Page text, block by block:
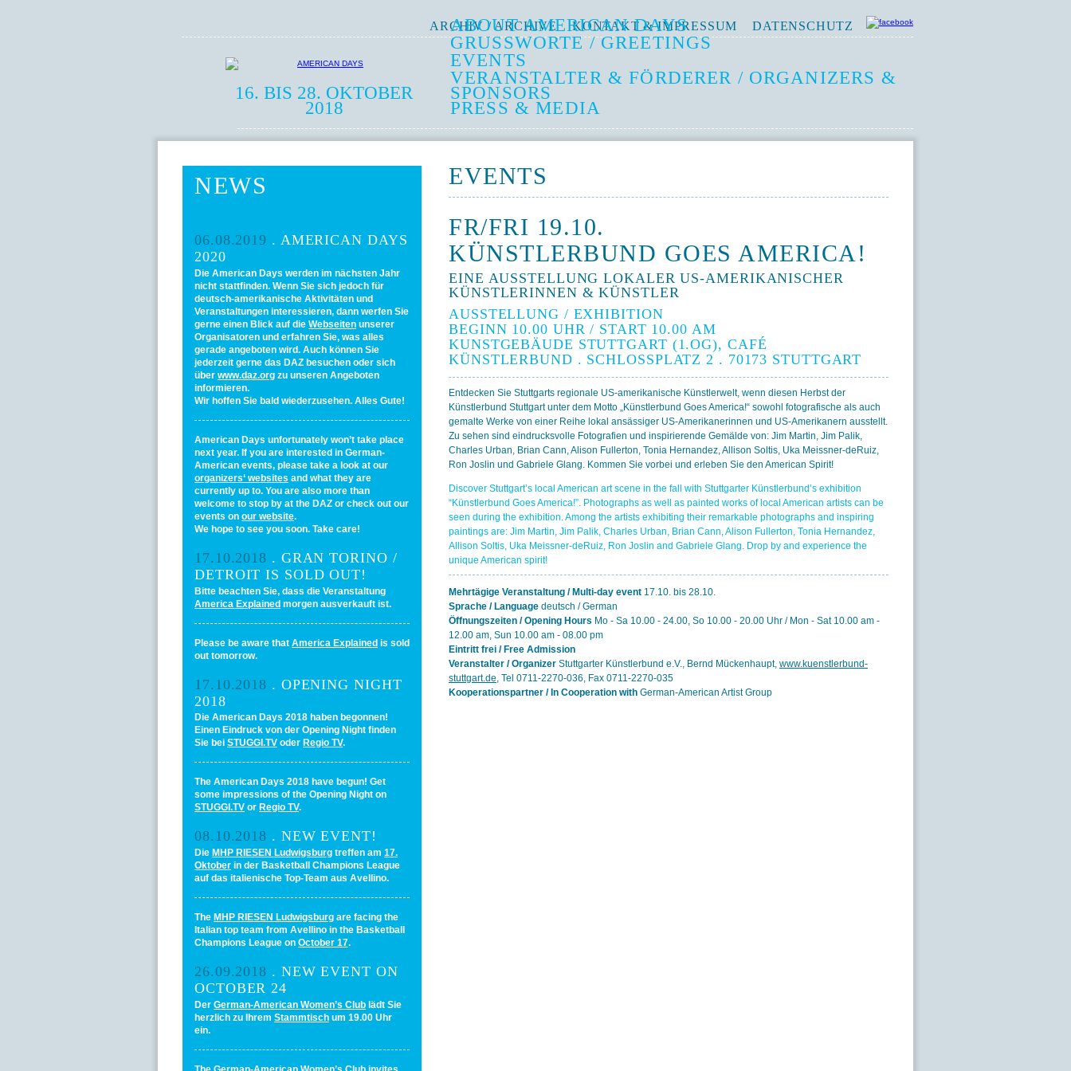
ARCHIV / ARCHIVE KONTAKT & IMPRESSUM DATENSCHUTZ
16. BIS 28. OKTOBER
2018
ABOUT AMERICAN DAYS
GRUSSWORTE / GREETINGS
EVENTS
VERANSTALTER & FÖRDERER / ORGANIZERS &
SPONSORS
PRESS & MEDIA
EVENTS
FR/FRI 19.10.
KÜNSTLERBUND GOES AMERICA!
EINE AUSSTELLUNG LOKALER US-AMERIKANISCHER
KÜNSTLERINNEN & KÜNSTLER
AUSSTELLUNG / EXHIBITION
BEGINN 10.00 UHR / START 10.00 AM
KUNSTGEBÄUDE STUTTGART (1.OG), CAFÉ
KÜNSTLERBUND . SCHLOSSPLATZ 2 . 70173 STUTTGART
Entdecken Sie Stuttgarts regionale US-amerikanische Künstlerwelt, wenn diesen Herbst der
Künstlerbund Stuttgart unter dem Motto „Künstlerbund Goes America!“ sowohl fotografische als auch
gemalte Werke von einer Reihe lokal ansässiger US-Amerikanerinnen und US-Amerikanern ausstellt.
Zu sehen sind eindrucksvolle Fotografien und inspirierende Gemälde von: Jim Martin, Jim Palik,
Charles Urban, Brian Cann, Alison Fullerton, Tonia Hernandez, Allison Soltis, Uka Meissner-deRuiz,
Ron Joslin und Gabriele Glang. Kommen Sie vorbei und erleben Sie den American Spirit!
Discover Stuttgart’s local American art scene in the fall with Stuttgarter Künstlerbund’s exhibition
“Künstlerbund Goes America!”. Photographs as well as painted works of local American artists can be
seen during the exhibition. Among the artists exhibiting their remarkable photographs and inspiring
paintings are: Jim Martin, Jim Palik, Charles Urban, Brian Cann, Alison Fullerton, Tonia Hernandez,
Allison Soltis, Uka Meissner-deRuiz, Ron Joslin and Gabriele Glang. Drop by and experience the
unique American spirit!
Mehrtägige Veranstaltung / Multi-day event 17.10. bis 28.10.
Sprache / Language deutsch / German
Öffnungszeiten / Opening Hours Mo - Sa 10.00 - 24.00, So 10.00 - 20.00 Uhr / Mon - Sat 10.00 am -
12.00 am, Sun 10.00 am - 08.00 pm
Eintritt frei / Free Admission
Veranstalter / Organizer Stuttgarter Künstlerbund e.V., Bernd Mückenhaupt, www.kuenstlerbund-
stuttgart.de, Tel 0711-2270-036, Fax 0711-2270-035
Kooperationspartner / In Cooperation with German-American Artist Group
NEWS
06.08.2019 . AMERICAN DAYS
2020
Die American Days werden im nächsten Jahr
nicht stattfinden. Wenn Sie sich jedoch für
deutsch-amerikanische Aktivitäten und
Veranstaltungen interessieren, dann werfen Sie
gerne einen Blick auf die Webseiten unserer
Organisatoren und erfahren Sie, was alles
gerade angeboten wird. Auch können Sie
jederzeit gerne das DAZ besuchen oder sich
über www.daz.org zu unseren Angeboten
informieren.
Wir hoffen Sie bald wiederzusehen. Alles Gute!
American Days unfortunately won’t take place
next year. If you are interested in German-
American events, please take a look at our
organizers‘ websites and what they are
currently up to. You are also more than
welcome to stop by at the DAZ or check out our
events on our website.
We hope to see you soon. Take care!
17.10.2018 . GRAN TORINO /
DETROIT IS SOLD OUT!
Bitte beachten Sie, dass die Veranstaltung
America Explained morgen ausverkauft ist.
Please be aware that America Explained is sold
out tomorrow.
17.10.2018 . OPENING NIGHT
2018
Die American Days 2018 haben begonnen!
Einen Eindruck von der Opening Night finden
Sie bei STUGGI.TV oder Regio TV.
The American Days 2018 have begun! Get
some impressions of the Opening Night on
STUGGI.TV or Regio TV.
08.10.2018 . NEW EVENT!
Die MHP RIESEN Ludwigsburg treffen am 17.
Oktober in der Basketball Champions League
auf das italienische Top-Team aus Avellino.
The MHP RIESEN Ludwigsburg are facing the
Italian top team from Avellino in the Basketball
Champions League on October 17.
26.09.2018 . NEW EVENT ON
OCTOBER 24
Der German-American Women’s Club lädt Sie
herzlich zu Ihrem Stammtisch um 19.00 Uhr
ein.